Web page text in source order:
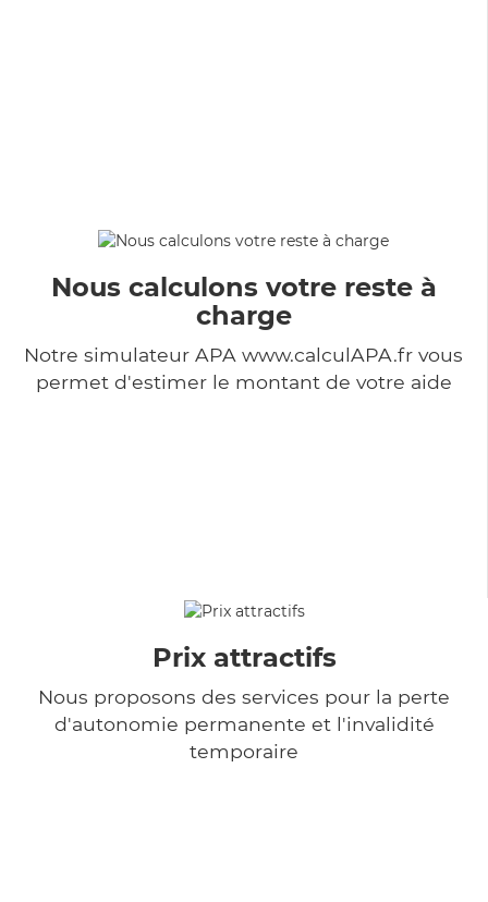
Nous calculons votre reste à
charge
Notre simulateur APA www.calculAPA.fr vous
permet d'estimer le montant de votre aide
Prix attractifs
Nous proposons des services pour la perte
d'autonomie permanente et l'invalidité
temporaire